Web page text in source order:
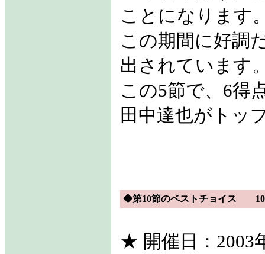
ことになります
この期間に好調
出されています
この5節で、6得
田中達也がトッ
◆第10節のベストチョイス
★ 開催日：2003